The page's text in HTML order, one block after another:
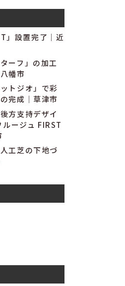
」設置完了｜近
ーフ」の加工
幡市
トジオ」で彩
完成｜草津市
方支持デザイ
ージュ FIRST
工芝の下地づ